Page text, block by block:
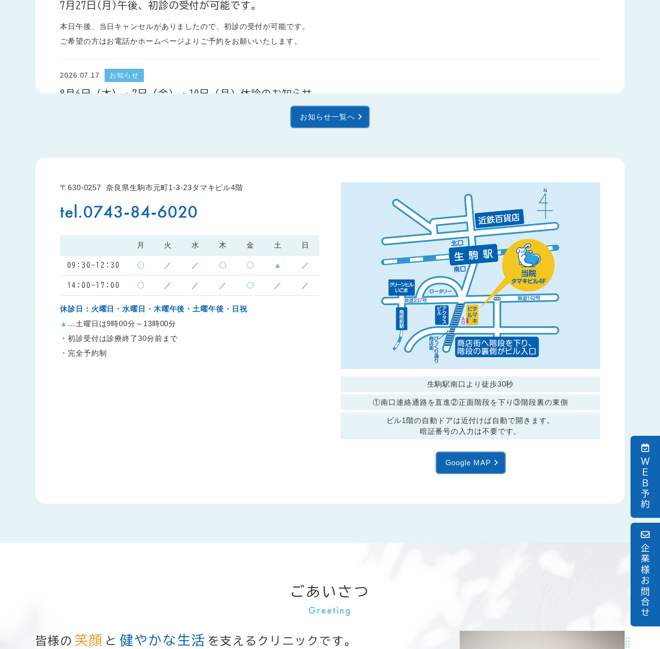
ＷＥＢ予約
企業様お問合せ
7月27日(月)午後、初診の受付が可能です。
本日午後、当日キャンセルがありましたので、初診の受付が可能です。
ご希望の方はお電話かホームページよりご予約をお願いいたします。
2026.07.17 お知らせ
8月6日（木）・7日（金）・10日（月）休診のお知らせ
8月6日（木）・7日（金）・10日（月）は、休診とさせていただきます。
当院の予約がいっぱいの場合でも、当院より
の「生駒駅前こころのクリニック」で当日予約が可能な場合があります。
▼空き状況の確認・予約はこちら
WEB予約
（24時間受付）
こちら（CLINICS予約ページ）
※オンラインで空きがない日でも、お電話で調整可能な枠がある場合がございます。
お電話での予約・お問い合わせ
0743-84-8973
（診療時間内にお問い合わせください）
【診療時間】（当院の診療時間とは異なります）
月・金： 9:30 – 12:30
水・木： 9:00 – 13:00
初めて受診される方（初診）につきましては、必ず「初診予約」よりご予約をお願いいたします。
当院に継続して通院されている患者様の診療時間を確保するためにも、皆さまのご理解とご協力をお願い申し上げます。
開けております。（例：11月17日の初診予約は11月3日から可能です）
患者様にはご不便をおかけいたしますが、円滑な診療体制のためにご理解とご協力のほどよろしくお願い致します。
お知らせ一覧へ
〒630-0257 奈良県生駒市元町1-3-23タマキビル4階
tel.0743-84-6020
月 火 水 木 金 土 日
09:30-12:30 〇 ／ ／ 〇 〇 ▲ ／
14:00-17:00 〇 ／ ／ ／ 〇 ／ ／
休診日：火曜日・水曜日・木曜午後・土曜午後・日祝
▲ …土曜日は9時00分～13時00分
・初診受付は診療終了30分前まで
・完全予約制
生駒駅南口より徒歩30秒
①南口連絡通路を直進②正面階段を下り③階段裏の東側
ビル1階の自動ドアは近付けば自動で開きます。
暗証番号の入力は不要です。
Google MAP
ごあいさつ
皆様の 笑顔 と 健やかな生活 を支えるクリニックです。